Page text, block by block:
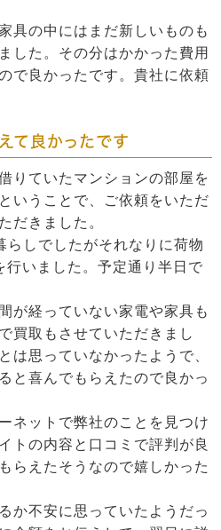
具の中にはまだ新しいものも
した。その分はかかった費用
で良かったです。貴社に依頼
て良かったです
りていたマンションの部屋を
いうことで、ご依頼をいただ
だきました。
しでしたがそれなりに荷物
行いました。予定通り半日で
が経っていない家電や家具も
買取もさせていただきまし
は思っていなかったようで、
と喜んでもらえたので良かっ
ネットで弊社のことを見つけ
トの内容と口コミで評判が良
らえたそうなので嬉しかった
か不安に思っていたようだっ